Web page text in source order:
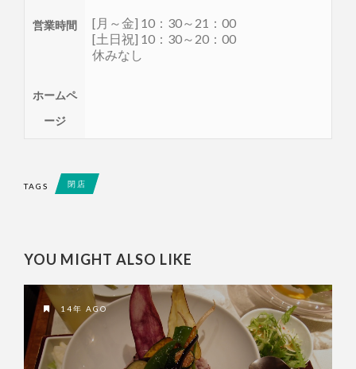
営業時間
[月～金] 10：30～21：00
[土日祝] 10：30～20：00
休みなし
ホームペ
ージ
TAGS 閉店
YOU MIGHT ALSO LIKE
14年 AGO